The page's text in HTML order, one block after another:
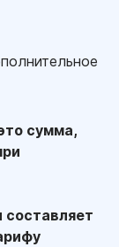
сумма,